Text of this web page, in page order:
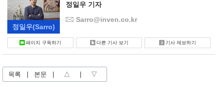
정일우(Sarro)
정일우 기자
Sarro@inven.co.kr
페이지 구독하기 다른 기사 보기 기사 제보하기
목록 본문 △ ▽